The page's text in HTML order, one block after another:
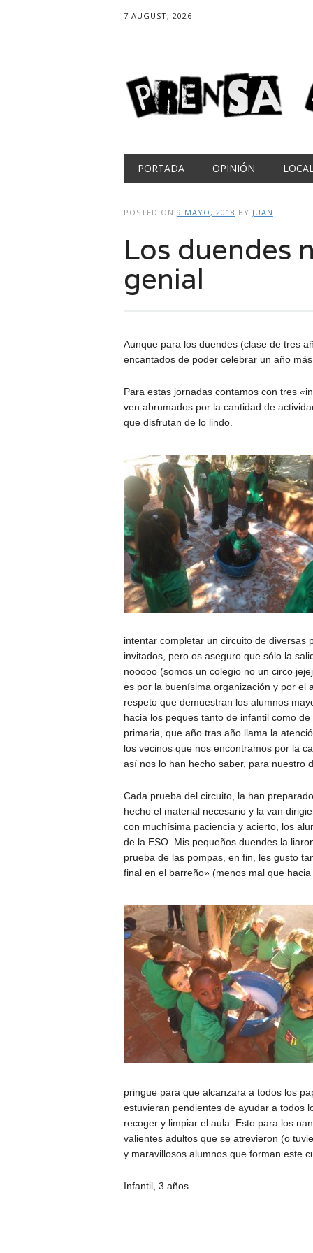
7 AUGUST, 2026
Main menu
PORTADA OPINIÓN
POSTED ON 9 MAYO, 2018 BY JUAN
Los duendes
genial
Aunque para los duendes (clase de tres
encantados de poder celebrar un año
Para estas jornadas contamos con tres
ven abrumados por la cantidad de
que disfrutan de lo lindo.
intentar completar un circuito de diversas
invitados, pero os aseguro que sólo la
nooooo (somos un colegio no un circo
es por la buenísima organización y por el
respeto que demuestran los alumnos
hacia los peques tanto de infantil como de
primaria, que año tras año llama la
los vecinos que nos encontramos por la
así nos lo han hecho saber, para nuestro
Cada prueba del circuito, la han
hecho el material necesario y la van
con muchísima paciencia y acierto, los
de la ESO. Mis pequeños duendes la
prueba de las pompas, en fin, les gusto
final en el barreño» (menos mal que hacia
pringue para que alcanzara a todos los
estuvieran pendientes de ayudar a todos
recoger y limpiar el aula. Esto para los
valientes adultos que se atrevieron (o
y maravillosos alumnos que forman este
Infantil, 3 años.